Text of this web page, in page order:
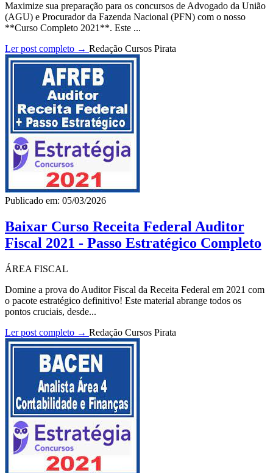
Maximize sua preparação para os concursos de Advogado da União
(AGU) e Procurador da Fazenda Nacional (PFN) com o nosso
**Curso Completo 2021**. Este ...
Ler post completo → Redação Cursos Pirata
Publicado em: 05/03/2026
Baixar Curso Receita Federal Auditor
Fiscal 2021 - Passo Estratégico Completo
ÁREA FISCAL
Domine a prova do Auditor Fiscal da Receita Federal em 2021 com
o pacote estratégico definitivo! Este material abrange todos os
pontos cruciais, desde...
Ler post completo → Redação Cursos Pirata